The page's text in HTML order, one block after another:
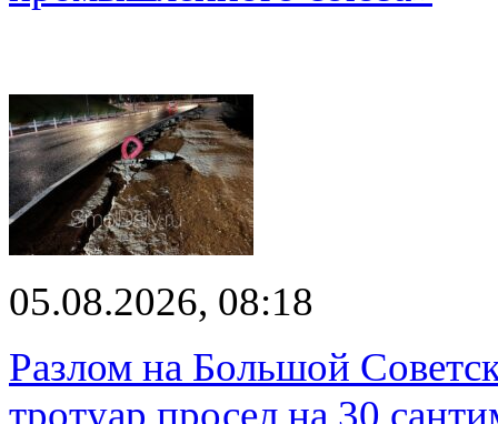
05.08.2026, 08:18
Разлом на Большой
тротуар просел на 30